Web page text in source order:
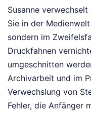
Susanne
Sie in der
sondern im
Druckfahnen
umgeschnitten
Archivarbeit und im
Verwechslung von
Fehler, die Anfänger